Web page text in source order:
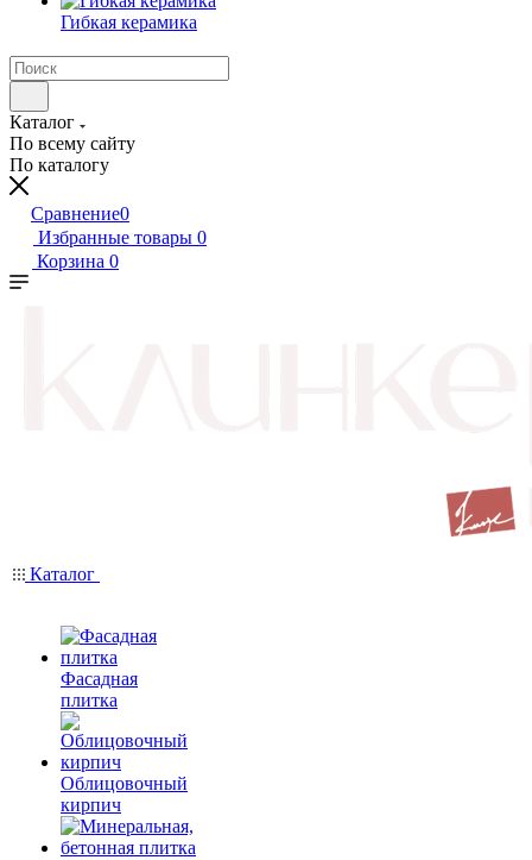
Гибкая керамика
Каталог
По всему сайту
По каталогу
Сравнение0
Избранные товары 0
Корзина 0
Каталог
Фасадная
плитка
Облицовочный
кирпич